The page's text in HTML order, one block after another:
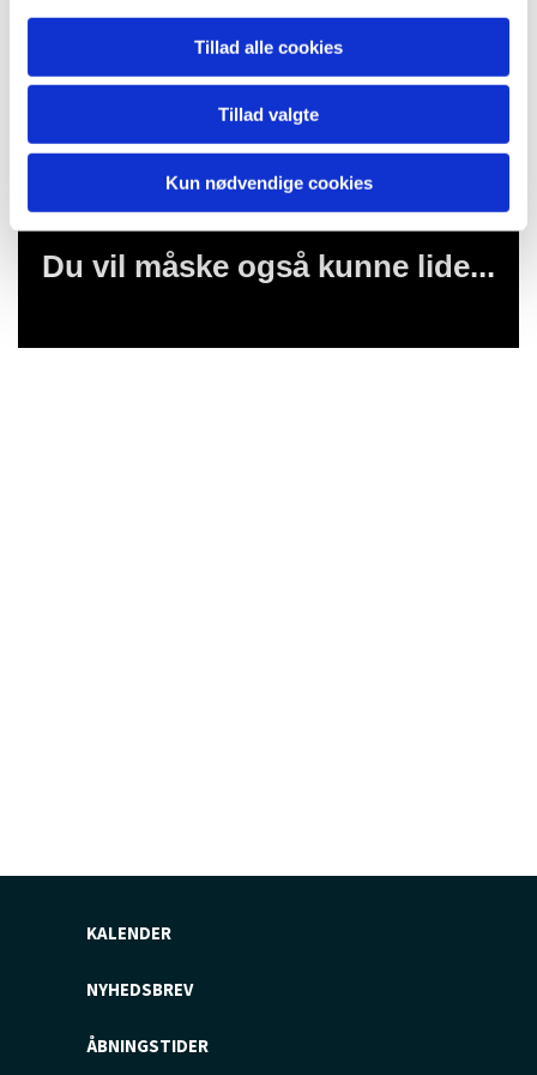
Tillad alle cookies
Tillad valgte
Kun nødvendige cookies
Du vil måske også kunne lide...
KALENDER
NYHEDSBREV
ÅBNINGSTIDER